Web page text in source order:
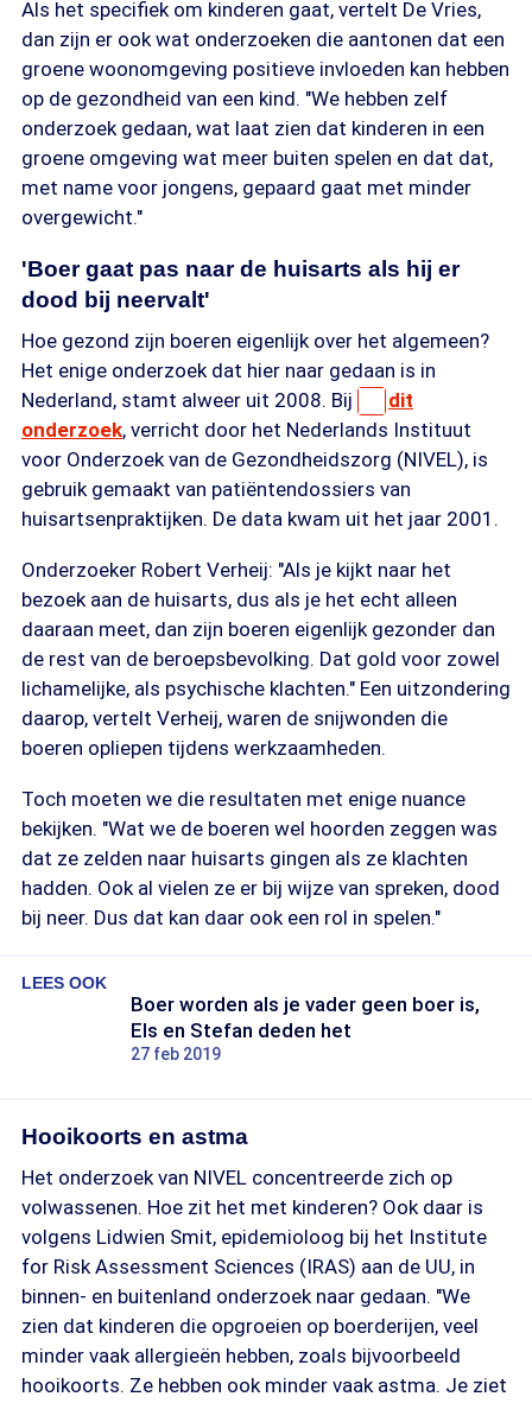
Als het specifiek om kinderen gaat, vertelt De Vries,
dan zijn er ook wat onderzoeken die aantonen dat een
groene woonomgeving positieve invloeden kan hebben
op de gezondheid van een kind. "We hebben zelf
onderzoek gedaan, wat laat zien dat kinderen in een
groene omgeving wat meer buiten spelen en dat dat,
met name voor jongens, gepaard gaat met minder
overgewicht."
'Boer gaat pas naar de huisarts als hij er
dood bij neervalt'
Hoe gezond zijn boeren eigenlijk over het algemeen?
Het enige onderzoek dat hier naar gedaan is in
Nederland, stamt alweer uit 2008. Bij
dit
onderzoek, verricht door het Nederlands Instituut
voor Onderzoek van de Gezondheidszorg (NIVEL), is
gebruik gemaakt van patiëntendossiers van
huisartsenpraktijken. De data kwam uit het jaar 2001.
Onderzoeker Robert Verheij: "Als je kijkt naar het
bezoek aan de huisarts, dus als je het echt alleen
daaraan meet, dan zijn boeren eigenlijk gezonder dan
de rest van de beroepsbevolking. Dat gold voor zowel
lichamelijke, als psychische klachten." Een uitzondering
daarop, vertelt Verheij, waren de snijwonden die
boeren opliepen tijdens werkzaamheden.
Toch moeten we die resultaten met enige nuance
bekijken. "Wat we de boeren wel hoorden zeggen was
dat ze zelden naar huisarts gingen als ze klachten
hadden. Ook al vielen ze er bij wijze van spreken, dood
bij neer. Dus dat kan daar ook een rol in spelen."
LEES OOK
Boer worden als je vader geen boer is,
Els en Stefan deden het
27 feb 2019
Hooikoorts en astma
Het onderzoek van NIVEL concentreerde zich op
volwassenen. Hoe zit het met kinderen? Ook daar is
volgens Lidwien Smit, epidemioloog bij het Institute
for Risk Assessment Sciences (IRAS) aan de UU, in
binnen- en buitenland onderzoek naar gedaan. "We
zien dat kinderen die opgroeien op boerderijen, veel
minder vaak allergieën hebben, zoals bijvoorbeeld
hooikoorts. Ze hebben ook minder vaak astma. Je ziet